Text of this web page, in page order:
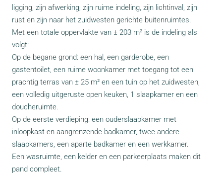
ligging, zijn afwerking, zijn ruime indeling, zijn lichtinval, zijn
rust en zijn naar het zuidwesten gerichte buitenruimtes.
Met een totale oppervlakte van ± 203 m² is de indeling als
volgt:
Op de begane grond: een hal, een garderobe, een
gastentoilet, een ruime woonkamer met toegang tot een
prachtig terras van ± 25 m² en een tuin op het zuidwesten,
een volledig uitgeruste open keuken, 1 slaapkamer en een
doucheruimte.
Op de eerste verdieping: een ouderslaapkamer met
inloopkast en aangrenzende badkamer, twee andere
slaapkamers, een aparte badkamer en een werkkamer.
Een wasruimte, een kelder en een parkeerplaats maken dit
pand compleet.